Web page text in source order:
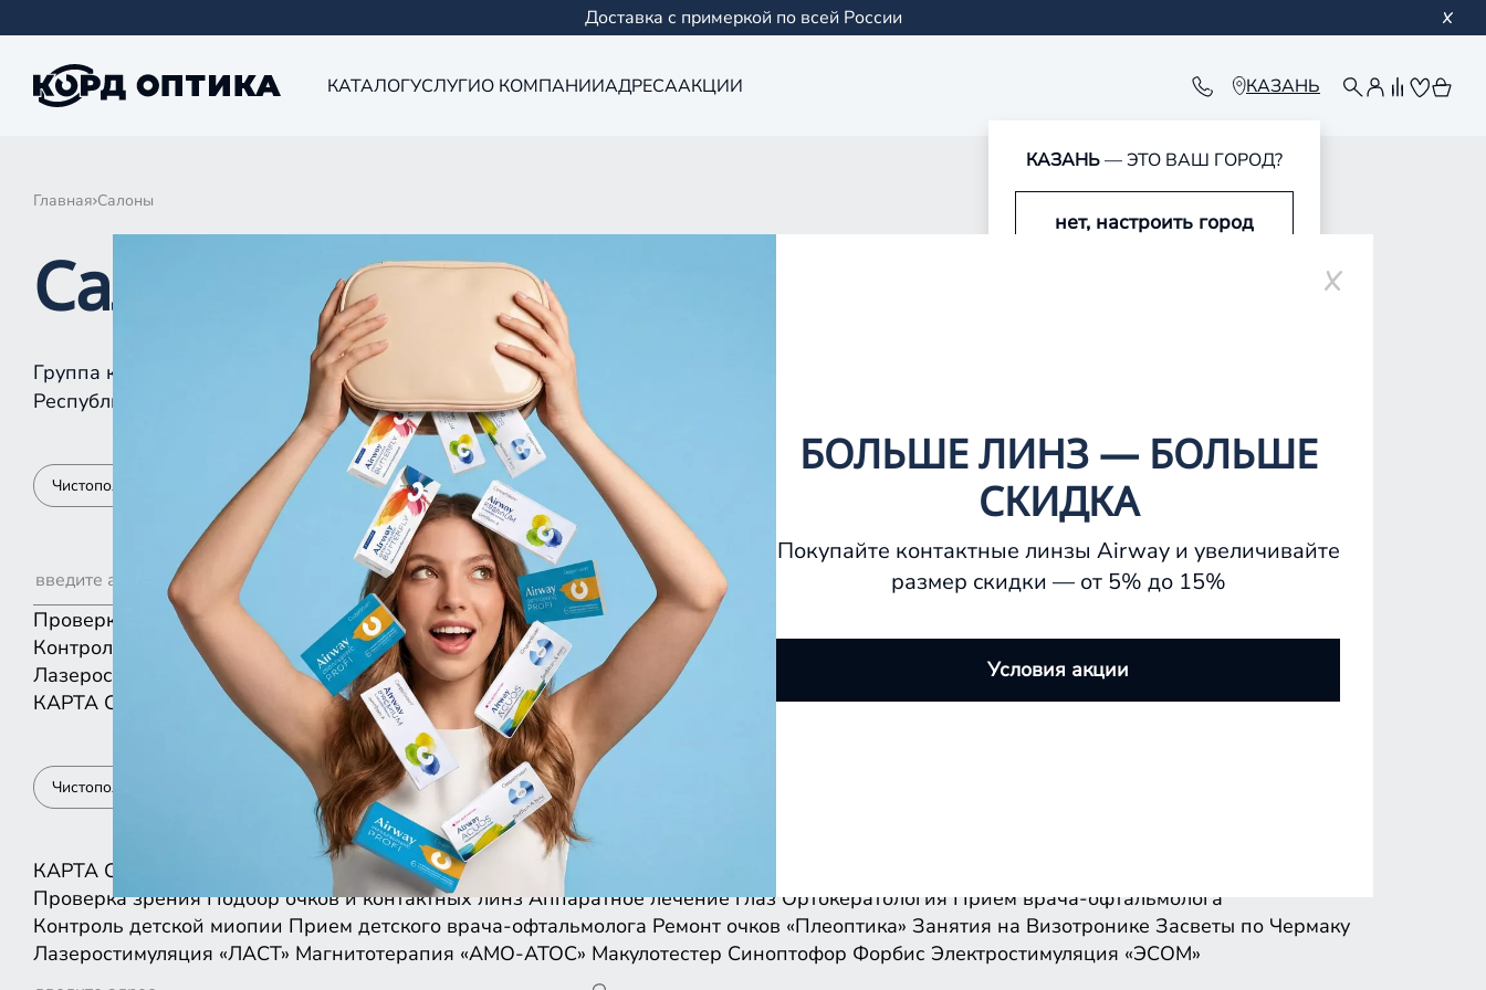
Доставка с примеркой по всей России
КАТАЛОГУСЛУГИО КОМПАНИИАДРЕСААКЦИИ КАЗАНЬ
КАЗАНЬ— ЭТО ВАШ ГОРОД?
нет, настроить город
Главная Салоны
Салоны КОРД Оптика в Чистополе
Группа компаний «Корд Оптика» - это более 100 салонов в Казани и
Республике Татарстан, Самаре, Уфе, Рыбинске.
Чистополь
Проверка зрения Подбор очков и контактных линз Аппаратное лечение глаз
Контроль детской миопии
Прием детского врача-офтальмолога Ремонт очков «Плеоптика» Занятия на Визотронике Засветы по Чермаку
Лазеростимуляция «ЛАСТ»
Магнитотерапия «АМО-АТОС» Макулотестер
Электростимуляция «ЭСОМ»
КАРТА СПИСКОМ
Чистополь
КАРТА СПИСКОМ
Проверка зрения Подбор очков и контактных линз Аппаратное лечение глаз Ортокератология Прием врача-офтальмолога
Контроль детской миопии Прием детского врача-офтальмолога Ремонт очков «Плеоптика» Занятия на Визотронике Засветы по Чермаку
Лазеростимуляция «ЛАСТ» Магнитотерапия «АМО-АТОС» Макулотестер Синоптофор Форбис Электростимуляция «ЭСОМ»
БОЛЬШЕ ЛИНЗ — БОЛЬШЕ
СКИДКА
Покупайте контактные линзы Airway и увеличивайте
размер скидки — от 5% до 15%
Условия акции